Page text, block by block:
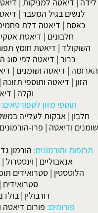
לנשים בגיל המעבר |
כאסח | דיאטה דלת
חלבונים | דיאטת
השוקולד | דיאטת חומץ
כרוב | דיאטה לפי סוג
הארומה | דיאטה ושומנים |
הזון | דיאטה ותוספי תזונה |
וקלה |
תוספי מזון לספורטאים:
חלבון | אבקות לעלייה
שומנים ודיאטה | פרו-
תרופות והורמונים: הורמון
אנאבוליים | וינסטרול |
הלוטסטין | סטרואידים
סטרואידים |
דורבולין |
פורומים: פורום דיאטה